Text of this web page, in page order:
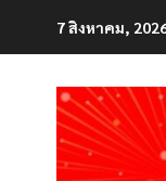
7 สิงหาคม,